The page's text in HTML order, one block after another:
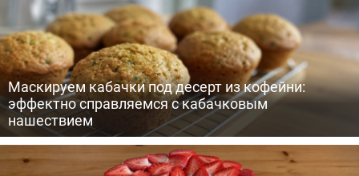
Маскируем кабачки под десерт из кофейни:
эффектно справляемся с кабачковым
нашествием